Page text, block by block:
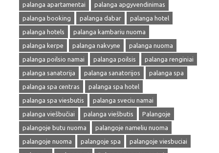
palanga apartamentai
palanga apgyvendinimas
palanga booking
palanga dabar
palanga hotel
palanga hotels
palanga kambariu nuoma
palanga kerpe
palanga nakvyne
palanga nuoma
palanga poilsio namai
palanga poilsis
palanga renginiai
palanga sanatorija
palanga sanatorijos
palanga spa
palanga spa centras
palanga spa hotel
palanga spa viesbutis
palanga sveciu namai
palanga viešbučiai
palanga viešbutis
Palangoje
palangoje butu nuoma
palangoje nameliu nuoma
palangoje nuoma
palangoje spa
palangoje viesbuciai